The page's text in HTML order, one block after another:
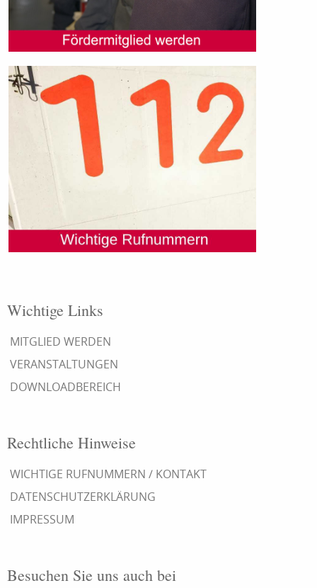
Wichtige Links
MITGLIED WERDEN
VERANSTALTUNGEN
DOWNLOADBEREICH
Rechtliche Hinweise
WICHTIGE RUFNUMMERN / KONTAKT
DATENSCHUTZERKLÄRUNG
IMPRESSUM
Besuchen Sie uns auch bei